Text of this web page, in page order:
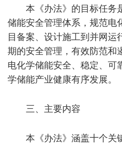
本《办法》的目标任务
储能安全管理体系，规范电
目备案、设计施工到并网运
期的安全管理，有效防范和
电化学储能安全、稳定、可
学储能产业健康有序发展。
三、主要内容
本《办法》涵盖十个关